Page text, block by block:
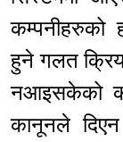
कम्पनीहरुको
हुने गलत
नआइसकेको
कानूनले